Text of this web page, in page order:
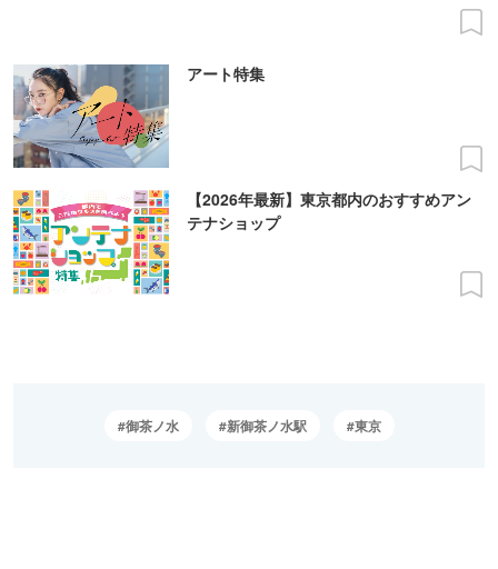
アート特集
【2026年最新】東京都内のおすすめアン
テナショップ
御茶ノ水 新御茶ノ水駅 東京